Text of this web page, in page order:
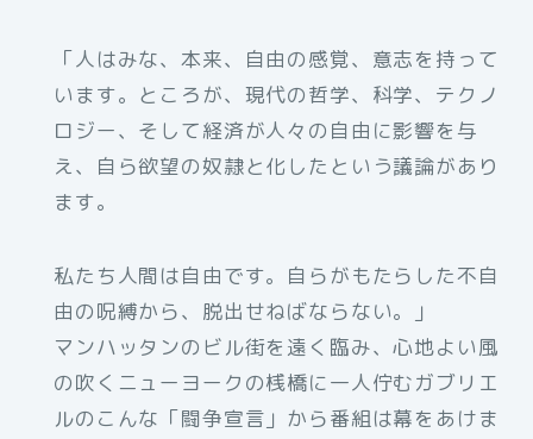
「人はみな、本来、自由の感覚、意志を持って
います。ところが、現代の哲学、科学、テクノ
ロジー、そして経済が人々の自由に影響を与
え、自ら欲望の奴隷と化したという議論があり
ます。
私たち人間は自由です。自らがもたらした不自
由の呪縛から、脱出せねばならない。」
マンハッタンのビル街を遠く臨み、心地よい風
の吹くニューヨークの桟橋に一人佇むガブリエ
ルのこんな「闘争宣言」から番組は幕をあけま